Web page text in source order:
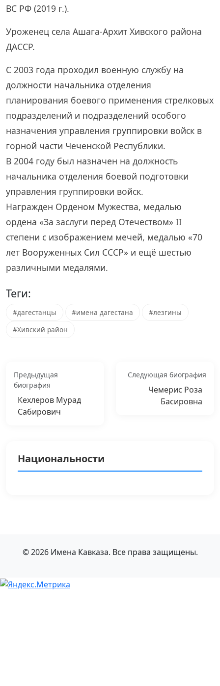
ВС РФ (2019 г.).
Уроженец села Ашага-Архит Хивского района
ДАССР.
С 2003 года проходил военную службу на
должности начальника отделения
планирования боевого применения стрелковых
подразделений и подразделений особого
назначения управления группировки войск в
горной части Чеченской Республики.
В 2004 году был назначен на должность
начальника отделения боевой подготовки
управления группировки войск.
Награжден Орденом Мужества, медалью
ордена «За заслуги перед Отечеством» II
степени с изображением мечей, медалью «70
лет Вооруженных Сил СССР» и ещё шестью
различными медалями.
Теги:
#дагестанцы #имена дагестана
#лезгины
#Хивский район
Предыдущая
биография
Кехлеров Мурад
Сабирович
Следующая биография
Чемерис Роза
Басировна
Национальности
© 2026 Имена Кавказа. Все права защищены.